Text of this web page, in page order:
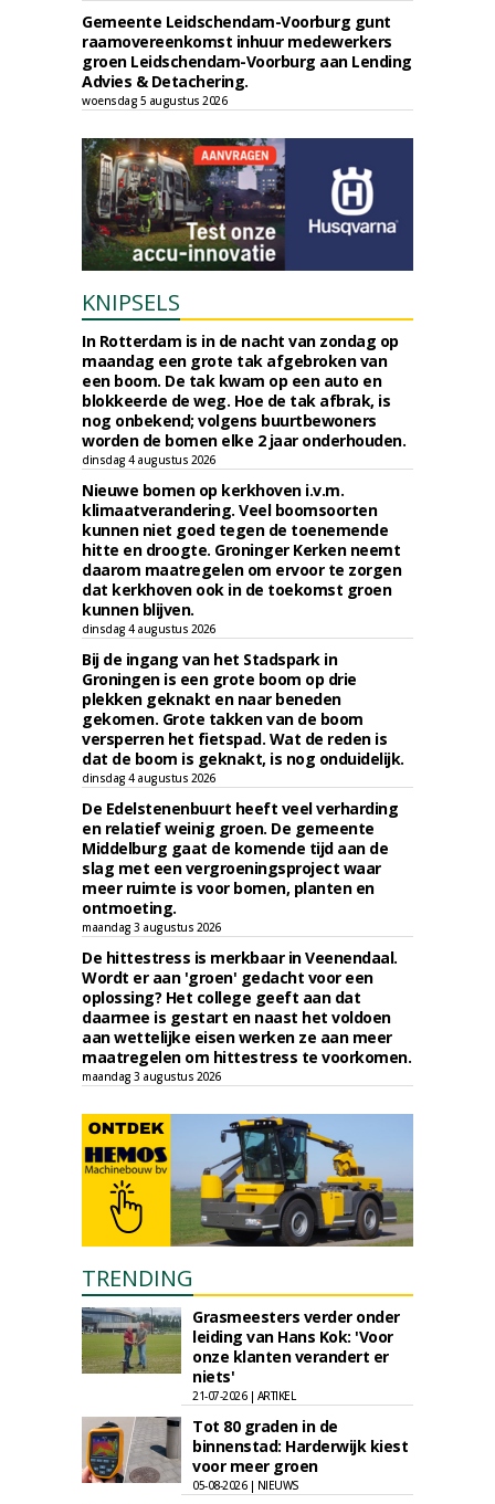
Gemeente Leidschendam-Voorburg gunt
raamovereenkomst inhuur medewerkers
groen Leidschendam-Voorburg aan Lending
Advies & Detachering.
woensdag 5 augustus 2026
KNIPSELS
In Rotterdam is in de nacht van zondag op
maandag een grote tak afgebroken van
een boom. De tak kwam op een auto en
blokkeerde de weg. Hoe de tak afbrak, is
nog onbekend; volgens buurtbewoners
worden de bomen elke 2 jaar onderhouden.
dinsdag 4 augustus 2026
Nieuwe bomen op kerkhoven i.v.m.
klimaatverandering. Veel boomsoorten
kunnen niet goed tegen de toenemende
hitte en droogte. Groninger Kerken neemt
daarom maatregelen om ervoor te zorgen
dat kerkhoven ook in de toekomst groen
kunnen blijven.
dinsdag 4 augustus 2026
Bij de ingang van het Stadspark in
Groningen is een grote boom op drie
plekken geknakt en naar beneden
gekomen. Grote takken van de boom
versperren het fietspad. Wat de reden is
dat de boom is geknakt, is nog onduidelijk.
dinsdag 4 augustus 2026
De Edelstenenbuurt heeft veel verharding
en relatief weinig groen. De gemeente
Middelburg gaat de komende tijd aan de
slag met een vergroeningsproject waar
meer ruimte is voor bomen, planten en
ontmoeting.
maandag 3 augustus 2026
De hittestress is merkbaar in Veenendaal.
Wordt er aan 'groen' gedacht voor een
oplossing? Het college geeft aan dat
daarmee is gestart en naast het voldoen
aan wettelijke eisen werken ze aan meer
maatregelen om hittestress te voorkomen.
maandag 3 augustus 2026
TRENDING
Grasmeesters verder onder
leiding van Hans Kok: 'Voor
onze klanten verandert er
niets'
21-07-2026 | ARTIKEL
Tot 80 graden in de
binnenstad: Harderwijk kiest
voor meer groen
05-08-2026 | NIEUWS